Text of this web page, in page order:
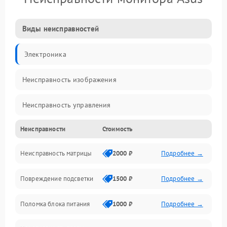
Виды неисправностей
Электроника
Неисправность изображения
Неисправность управления
Неисправность интерфейсов
Прочие неисправности
Неисправность звука
Механические повреждения
Неисправности Стоимость
Неисправность матрицы 2000 ₽ Подробнее →
Повреждение подсветки 1500 ₽ Подробнее →
Поломка блока питания 1000 ₽ Подробнее →